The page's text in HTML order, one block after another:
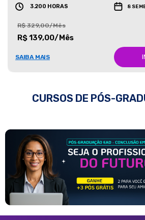
3.200 HORAS 8
R$ 329,00/Mês
R$ 139,00/Mês
SAIBA MAIS
CURSOS DE PÓS-